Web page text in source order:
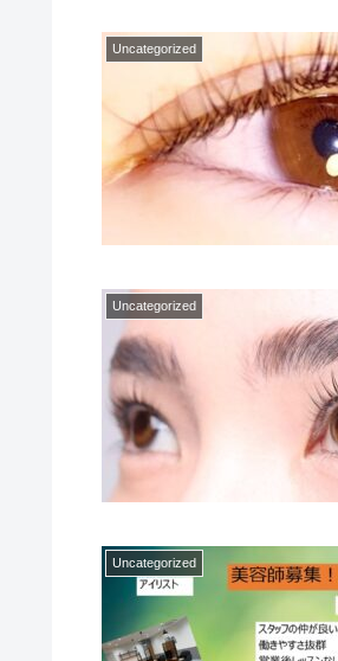
Uncategorized
Uncategorized
Uncategorized